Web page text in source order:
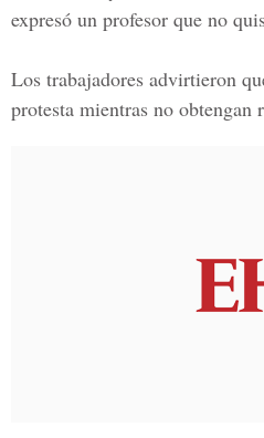
expresó un profesor que no
Los trabajadores advirtieron
protesta mientras no obtengan